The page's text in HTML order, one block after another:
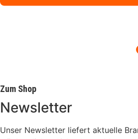
Zum Shop
Newsletter
Unser Newsletter liefert aktuelle